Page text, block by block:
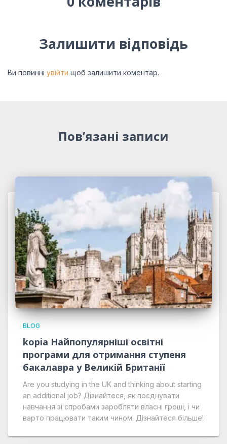
Залишити відповідь
Ви повинні увійти щоб залишити коментар.
Пов’язані записи
BLOG
kopia Найпопулярніші освітні
програми для отримання ступеня
бакалавра у Великій Британії
Are you studying in the UK and thinking about starting
an additional job? Дізнайтеся, як поєднувати
навчання зі спробами заробляти власні гроші, і чи
варто працювати таким чином. Дізнайтеся більше!